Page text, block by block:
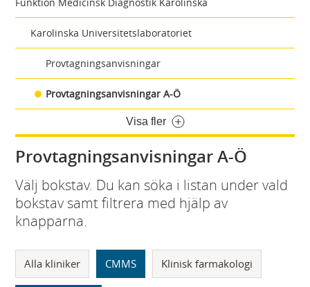
Karolinska Universitetslaboratoriet
Provtagningsanvisningar
Provtagningsanvisningar A-Ö
Visa fler
Provtagningsanvisningar A-Ö
Välj bokstav. Du kan söka i listan under vald
bokstav samt filtrera med hjälp av
knapparna.
Alla kliniker CMMS Klinisk farmakologi